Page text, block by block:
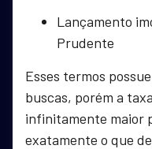
Lançamento
Prudente
Esses termos
buscas, porém a
infinitamente maior
exatamente o que